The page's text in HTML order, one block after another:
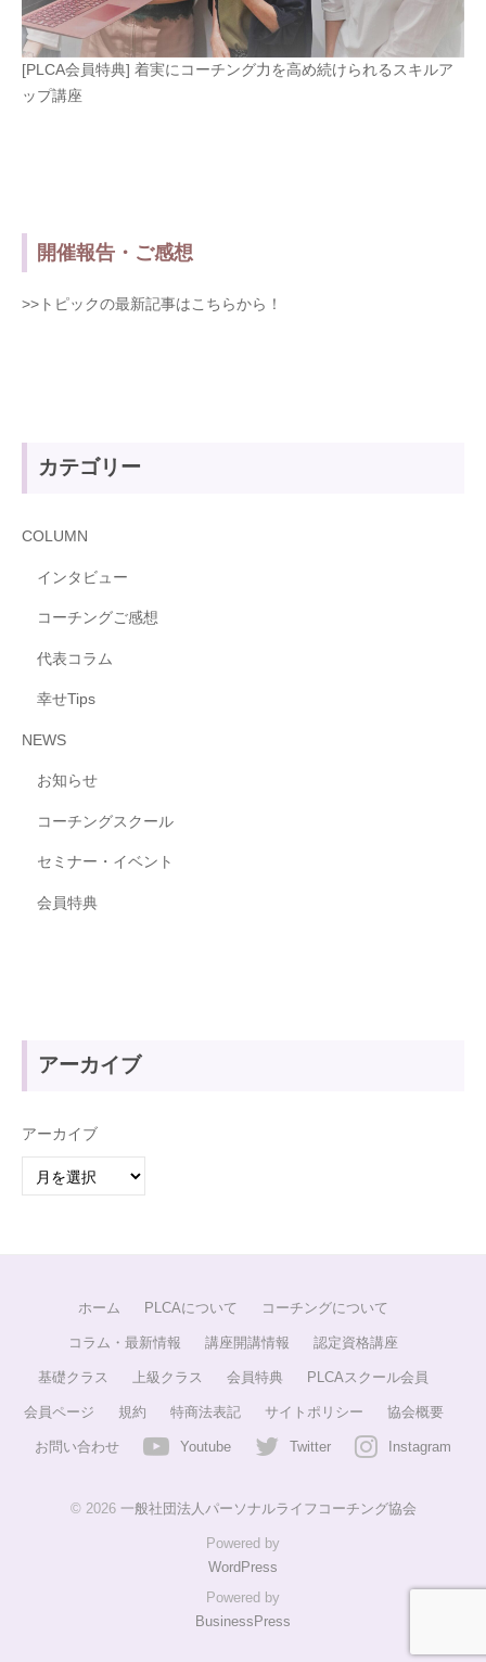
[PLCA会員特典] 着実にコーチング力を高め続けられるスキルア
ップ講座
開催報告・ご感想
>>トピックの最新記事はこちらから！
カテゴリー
COLUMN
インタビュー
コーチングご感想
代表コラム
幸せTips
NEWS
お知らせ
コーチングスクール
セミナー・イベント
会員特典
アーカイブ
アーカイブ
ホーム PLCAについて コーチングについて
コラム・最新情報 講座開講情報 認定資格講座
基礎クラス 上級クラス 会員特典 PLCAスクール会員
会員ページ 規約 特商法表記 サイトポリシー 協会概要
お問い合わせ Youtube Twitter Instagram
© 2026 一般社団法人パーソナルライフコーチング協会
Powered by
WordPress
Powered by
BusinessPress